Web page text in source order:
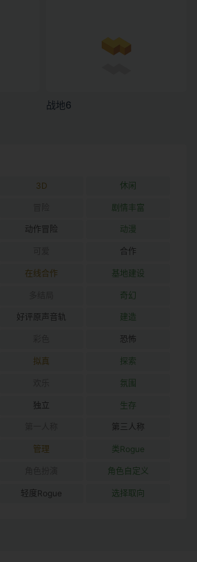
战地6
3D 休闲
剧情丰富
动作冒险 动漫
合作
在线合作 基地建设
奇幻
好评原声音轨 建造
恐怖
拟真 探索
氛围
独立 生存
第三人称
管理 类Rogue
角色自定义
轻度Rogue 选择取向